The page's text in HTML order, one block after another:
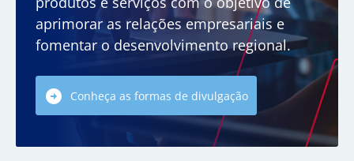
aprimorar as relações empresariais e
fomentar o desenvolvimento regional.
Conheça as formas de divulgação